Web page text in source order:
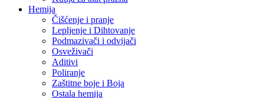
Hemija
Čišćenje i pranje
Lepljenje i Dihtovanje
Podmazivači i odvijači
Osveživači
Aditivi
Poliranje
Zaštitne boje i Boja
Ostala hemija